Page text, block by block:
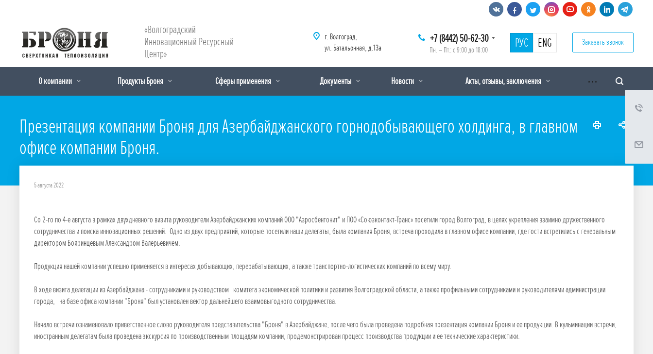
«Волгоградский
Инновационный Ресурсный
Центр»
+7 (8442) 50-62-30
Пн. – Пт.: с 9:00 до 18:00 РУС ENG Заказать звонок
г. Волгоград,
ул. Батальонная, д.13а
О компании Продукты Броня Сферы применения Документы Новости Акты, отзывы, заключения
Презентация компании Броня для Азербайджанского горнодобывающего холдинга, в главном
офисе компании Броня.
5 августа 2022
Со 2-го по 4-е августа в рамках двухдневного визита руководители Азербайджанских компаний ООО "Азросбентонит" и ПОО «Союзконтакт-Транс» посетили город Волгоград, в целях укрепления взаимно дружественного
сотрудничества и поиска инновационных решений. Одно из двух предприятий, которые посетили наши делегаты, была компания Броня, встреча проходила в главном офисе компании, где гости встретились с генеральным
директором Бояринцевым Александром Валерьевичем.
Продукция нашей компании успешно применяется в интересах добывающих, перерабатывающих, а также транспортно-логистических компаний по всему миру.
В ходе визита делегации из Азербайджана - сотрудниками и руководством комитета экономической политики и развития Волгоградской области, а также профильными сотрудниками и руководителями администрации
города, на базе офиса компании "Броня" был установлен вектор дальнейшего взаимовыгодного сотрудничества.
Начало встречи ознаменовало приветственное слово руководителя представительства "Броня" в Азербайджане, после чего была проведена подробная презентация компании Броня и ее продукции. В кульминации встречи,
иностранным делегатам была проведена экскурсия по производственным площадям компании, продемонстрирован процесс производства продукции и ее технические характеристики.